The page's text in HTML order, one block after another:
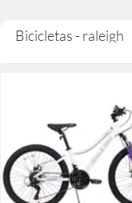
Bicicletas - raleigh